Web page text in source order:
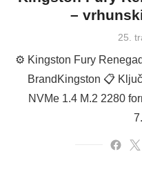
–
25.
⚙️ Kingston Fury
BrandKingston 📋
NVMe 1.4 M.2 2280